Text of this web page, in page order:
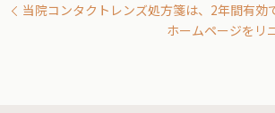
当院コンタクトレンズ処方箋は、2年間有効
ホームページをリ